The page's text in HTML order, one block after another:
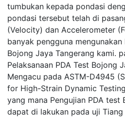
tumbukan kepada pondasi
pondasi tersebut telah di
(Velocity) dan Accelerometer
banyak pengguna mengunakan
Bojong Jaya Tangerang kami.
Pelaksanaan PDA Test Bojong
Mengacu pada ASTM-D4945
for High-Strain Dynamic
yang mana Pengujian PDA test
dapat di lakukan pada uji